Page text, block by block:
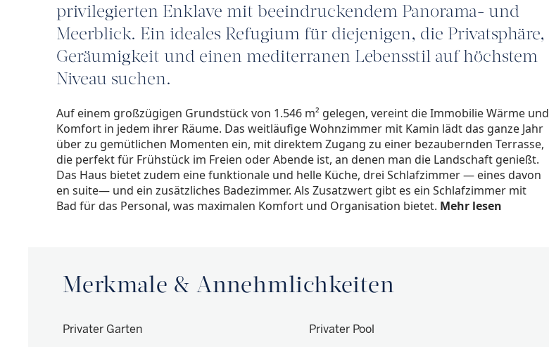
privilegierten Enklave mit beeindruckendem Panorama- und
Meerblick. Ein ideales Refugium für diejenigen, die Privatsphäre,
Geräumigkeit und einen mediterranen Lebensstil auf höchstem
Niveau suchen.
Auf einem großzügigen Grundstück von 1.546 m² gelegen, vereint die Immobilie Wärme und
Komfort in jedem ihrer Räume. Das weitläufige Wohnzimmer mit Kamin lädt das ganze Jahr
über zu gemütlichen Momenten ein, mit direktem Zugang zu einer bezaubernden Terrasse,
die perfekt für Frühstück im Freien oder Abende ist, an denen man die Landschaft genießt.
Das Haus bietet zudem eine funktionale und helle Küche, drei Schlafzimmer — eines davon
en suite— und ein zusätzliches Badezimmer. Als Zusatzwert gibt es ein Schlafzimmer mit
Bad für das Personal, was maximalen Komfort und Organisation bietet. Mehr lesen
Merkmale & Annehmlichkeiten
Privater Garten
Privater Pool